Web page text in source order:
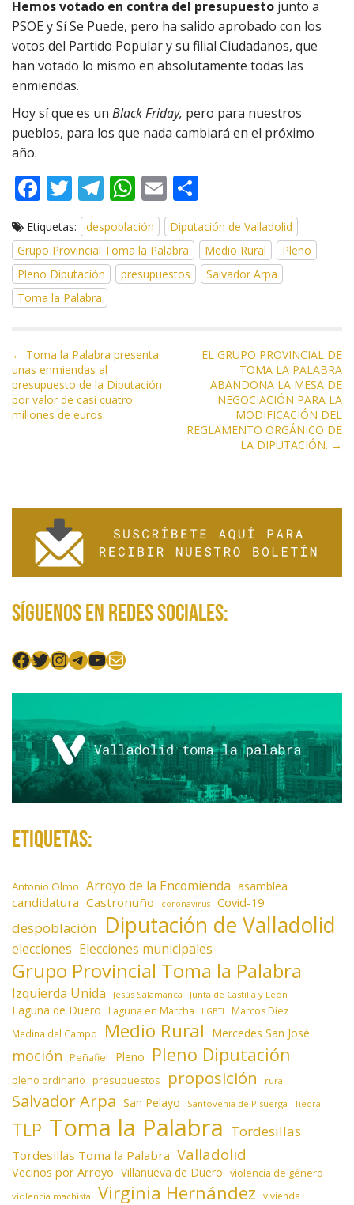
Hemos votado en contra del presupuesto junto a
PSOE y Sí Se Puede, pero ha salido aprobado con los
votos del Partido Popular y su filial Ciudadanos, que
han votado lo mismo en absolutamente todas las
enmiendas.
Hoy sí que es un Black Friday, pero para nuestros
pueblos, para los que nada cambiará en el próximo
año.
F
e
b
o
o
T
w
itt
er
T
el
e
gr
a
m
W
h
at
s
A
E
m
ai
l
o
m
p
ar
Etiquetas: despoblación
Diputación de Valladolid
Grupo Provincial Toma la Palabra
Medio Rural
Pleno
Pleno Diputación
presupuestos
Salvador Arpa
Toma la Palabra
N
a
v
e
e
e
n
r
a
s
← Toma la Palabra presenta
unas enmiendas al
presupuesto de la Diputación
por valor de casi cuatro
millones de euros.
EL GRUPO PROVINCIAL DE
TOMA LA PALABRA
ABANDONA LA MESA DE
NEGOCIACIÓN PARA LA
MODIFICACIÓN DEL
REGLAMENTO ORGÁNICO DE
LA DIPUTACIÓN. →
Síguenos en redes sociales:
Facebook
Twitter
Instagram
Telegram
YouTube
Mail
Etiquetas:
Antonio Olmo Arroyo de la Encomienda asamblea
candidatura Castronuño coronavirus Covid-19
despoblación Diputación de Valladolid
elecciones Elecciones municipales
Grupo Provincial Toma la Palabra
Izquierda Unida Jesús Salamanca Junta de Castilla y León
Laguna de Duero Laguna en Marcha LGBTI Marcos Díez
Medina del Campo Medio Rural Mercedes San José
moción Peñafiel Pleno Pleno Diputación
pleno ordinario presupuestos proposición rural
Salvador Arpa San Pelayo Santovenia de Pisuerga Tiedra
TLP Toma la Palabra Tordesillas
Tordesillas Toma la Palabra Valladolid
Vecinos por Arroyo Villanueva de Duero violencia de género
violencia machista Virginia Hernández vivienda